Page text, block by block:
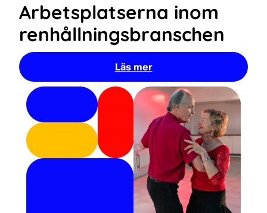
Arbetsplatserna inom
renhållningsbranschen
Läs mer